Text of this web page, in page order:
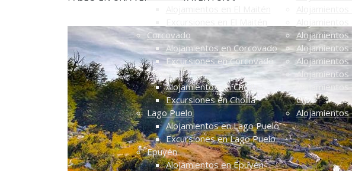
Corcovado
Alojamientos en Corcovado
Excursiones en Corcovado
Cholila
Alojamientos en Cholila
Excursiones en Cholila
Lago Puelo
Alojamientos en Lago Puelo
Excursiones en Lago Puelo
Epuyén
Alojamientos en Epuyén
Alojamientos
Alojamientos
Alojamientos
Alojamientos
Chile
Alojamientos